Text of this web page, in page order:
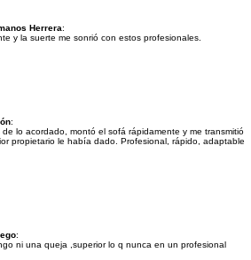
Herrera:
y la suerte me sonrió con estos profesionales.
:
lo acordado, montó el sofá rápidamente y me transmitió
propietario le había dado. Profesional, rápido, adaptable
:
ni una queja ,superior lo q nunca en un profesional